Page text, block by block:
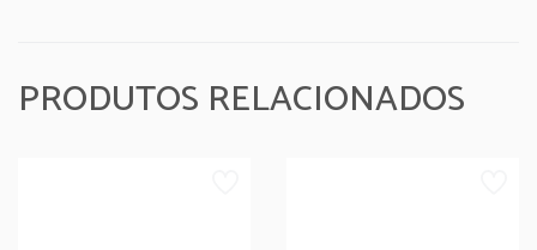
PRODUTOS RELACIONADOS